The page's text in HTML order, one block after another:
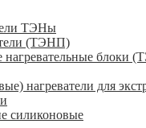
ТЭНы
(ТЭНП)
блоки
нагреватели для
силиконовые